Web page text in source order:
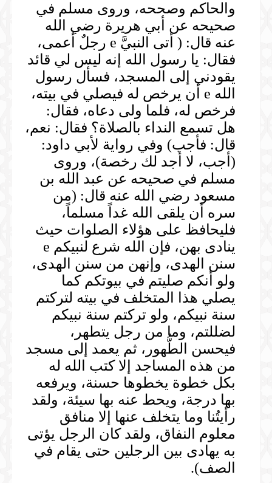
والحاكم وصححه، وروى مسلم في
صحيحه عن أبي هريرة رضي الله
عنه قال: ( أتى النبيَّ e رجلٌ أعمى،
فقال: يا رسول الله إنه ليس لي قائد
يقودني إلى المسجد، فسأل رسول
الله e أن يرخص له فيصلي في بيته،
فرخص له، فلما ولى دعاه، فقال:
هل تسمع النداء بالصلاة؟ فقال: نعم،
قال: فأجب) وفي رواية لأبي داود:
(أجب، لا أجد لك رخصة)، وروى
مسلم في صحيحه عن عبد الله بن
مسعود رضي الله عنه قال: (من
سره أن يلقى الله غداً مسلماً،
فليحافظ على هؤلاء الصلوات حيث
ينادى بهن، فإن الله شرع لنبيكم e
سنن الهدى، وإنهن من سنن الهدى،
ولو أنكم صليتم في بيوتكم كما
يصلي هذا المتخلف في بيته لتركتم
سنة نبيكم، ولو تركتم سنة نبيكم
لضللتم، وما من رجل يتطهر،
فيحسن الطُّهور، ثم يعمد إلى مسجد
من هذه المساجد إلا كتب الله له
بكل خطوة يخطوها حسنة، ويرفعه
بها درجة، ويحط عنه بها سيئة، ولقد
رأيتُنا وما يتخلف عنها إلا منافق
معلوم النفاق، ولقد كان الرجل يؤتى
به يهادى بين الرجلين حتى يقام في
الصف).